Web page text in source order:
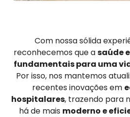
Com nossa sólida
reconhecemos que asaúde
fundamentais para uma
Por isso, nos mantemos
recentes inovações em
hospitalares, trazendo para
há de mais moderno e